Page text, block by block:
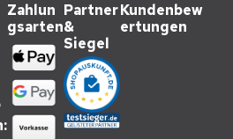
Zahlun
gsarten
Partner
&
Siegel
Kundenbew
ertungen